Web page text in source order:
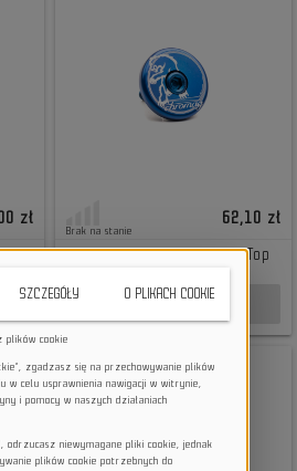
zł
Brak na stanie
62,10 zł
Kapsel sterów Chromag Top
shopping_cart BRAK NA STANIE
SZCZEGÓŁY O PLIKACH COOKIE
plików cookie
zgadzasz się na przechowywanie plików
w celu usprawnienia nawigacji w witrynie,
i pomocy w naszych działaniach
odrzucasz niewymagane pliki cookie, jednak
plików cookie potrzebnych do